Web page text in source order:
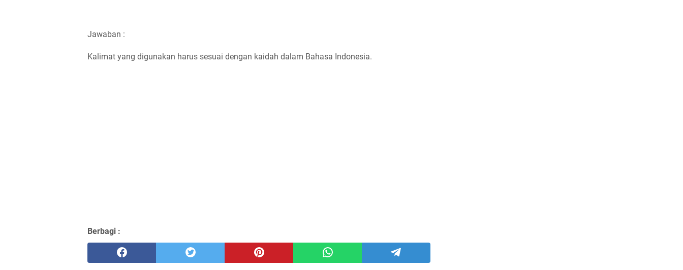
Jawaban :
Kalimat yang digunakan harus sesuai dengan kaidah dalam Bahasa Indonesia.
Berbagi :